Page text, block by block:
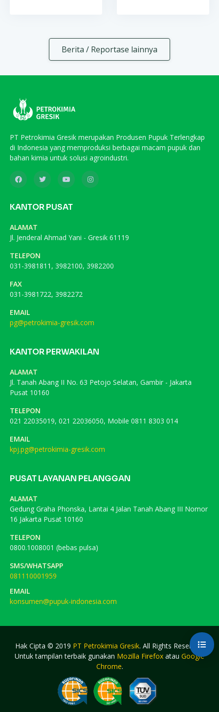
Berita / Reportase lainnya
PT Petrokimia Gresik merupakan Produsen Pupuk Terlengkap
di Indonesia yang memproduksi berbagai macam pupuk dan
bahan kimia untuk solusi agroindustri.
KANTOR PUSAT
ALAMAT
Jl. Jenderal Ahmad Yani - Gresik 61119
TELEPON
031-3981811, 3982100, 3982200
FAX
031-3981722, 3982272
EMAIL
pg@petrokimia-gresik.com
KANTOR PERWAKILAN
ALAMAT
Jl. Tanah Abang II No. 63 Petojo Selatan, Gambir - Jakarta
Pusat 10160
TELEPON
021 22035019, 021 22036050, Mobile 0811 8303 014
EMAIL
kpj.pg@petrokimia-gresik.com
PUSAT LAYANAN PELANGGAN
ALAMAT
Gedung Graha Phonska, Lantai 4 Jalan Tanah Abang III Nomor
16 Jakarta Pusat 10160
TELEPON
0800.1008001 (bebas pulsa)
SMS/WHATSAPP
081110001959
EMAIL
konsumen@pupuk-indonesia.com
Hak Cipta © 2019 PT Petrokimia Gresik. All Rights Reserved.
Untuk tampilan terbaik gunakan Mozilla Firefox atau Google
Chrome.